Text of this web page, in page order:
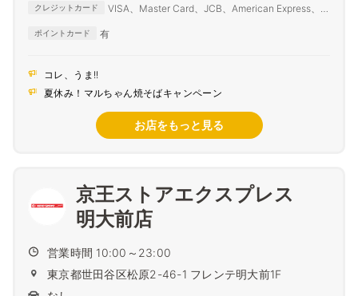
クレジットカード
VISA、Master Card、JCB、American Express、
ポイントカード 有
コレ、うま!!
夏休み！マルちゃん焼そばキャンペーン
お店をもっと見る
京王ストアエクスプレス
明大前店
営業時間 10:00～23:00
東京都世田谷区松原2-46-1 フレンテ明大前1F